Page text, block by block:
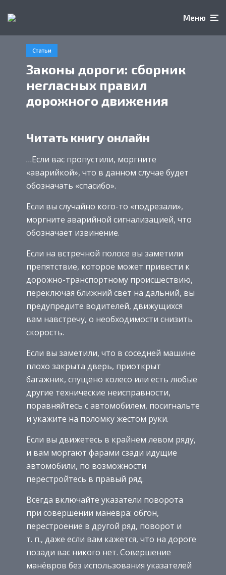
Меню
Статьи
Законы дороги: сборник
негласных правил
дорожного движения
Читать книгу онлайн
…Если вас пропустили, моргните
«аварийкой», что в данном случае будет
обозначать «спасибо».
Если вы случайно кого-то «подрезали»,
моргните аварийной сигнализацией, что
обозначает извинение.
Если на встречной полосе вы заметили
препятствие, которое может привести к
дорожно-транспортному происшествию,
переключая ближний свет на дальний, вы
предупредите водителей, движущихся
вам навстречу, о необходимости снизить
скорость.
Если вы заметили, что в соседней машине
плохо закрыта дверь, приоткрыт
багажник, спущено колесо или есть любые
другие технические неисправности,
поравняйтесь с автомобилем, посигнальте
и укажите на поломку жестом руки.
Если вы движетесь в крайнем левом ряду,
и вам моргают фарами сзади идущие
автомобили, по возможности
перестройтесь в правый ряд.
Всегда включайте указатели поворота
при совершении манёвра: обгон,
перестроение в другой ряд, поворот и
т. п., даже если вам кажется, что на дороге
позади вас никого нет. Совершение
манёвров без использования указателей